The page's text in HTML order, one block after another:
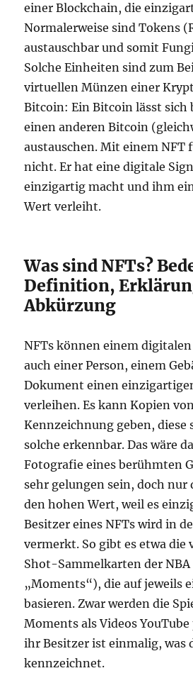
einer Blockchain, die
Normalerweise sind Tokens
austauschbar und somit
Solche Einheiten sind zum
virtuellen Münzen einer
Bitcoin: Ein Bitcoin lässt sich
einen anderen Bitcoin
austauschen. Mit einem NFT
nicht. Er hat eine digitale
einzigartig macht und ihm
Wert verleiht.
Was sind NFTs?
Definition,
Abkürzung
NFTs können einem
auch einer Person, einem
Dokument einen
verleihen. Es kann Kopien
Kennzeichnung geben, diese
solche erkennbar. Das wäre
Fotografie eines berühmten
sehr gelungen sein, doch nur
den hohen Wert, weil es
Besitzer eines NFTs wird in
vermerkt. So gibt es etwa
Shot-Sammelkarten der
„Moments“), die auf jeweils
basieren. Zwar werden die
Moments als Videos
ihr Besitzer ist einmalig, was
kennzeichnet.